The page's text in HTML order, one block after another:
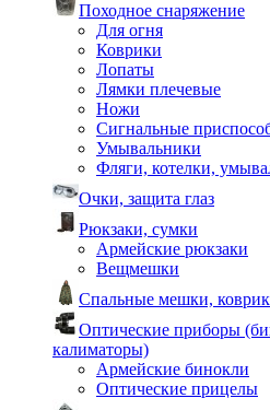
Походное снаряжение
Для огня
Коврики
Лопаты
Лямки плечевые
Ножи
Сигнальные
Умывальники
Фляги, котелки,
Очки, защита глаз
Рюкзаки, сумки
Армейские рюкзаки
Вещмешки
Спальные мешки,
Оптические приборы
калиматоры)
Армейские бинокли
Оптические прицелы